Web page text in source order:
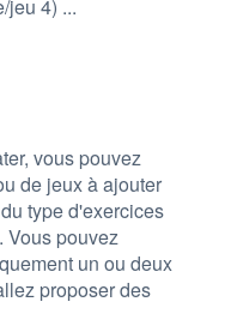
jeu 4) ...
vous pouvez
de jeux à ajouter
type d'exercices
Vous pouvez
un ou deux
proposer des